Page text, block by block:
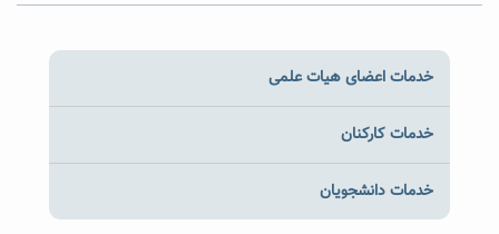
خدمات اعضای هیات علمی
خدمات کارکنان
خدمات دانشجویان